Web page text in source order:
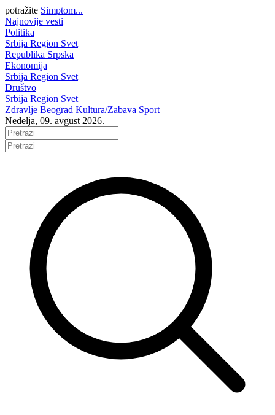
potražite Simptom...
Najnovije vesti
Politika
Srbija Region Svet
Republika Srpska
Ekonomija
Srbija Region Svet
Društvo
Srbija Region Svet
Zdravlje Beograd Kultura/Zabava Sport
Nedelja, 09. avgust 2026.